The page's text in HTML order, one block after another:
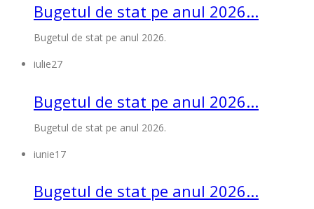
Bugetul de stat pe anul 2026...
Bugetul de stat pe anul 2026.
iulie27
Bugetul de stat pe anul 2026...
Bugetul de stat pe anul 2026.
iunie17
Bugetul de stat pe anul 2026...